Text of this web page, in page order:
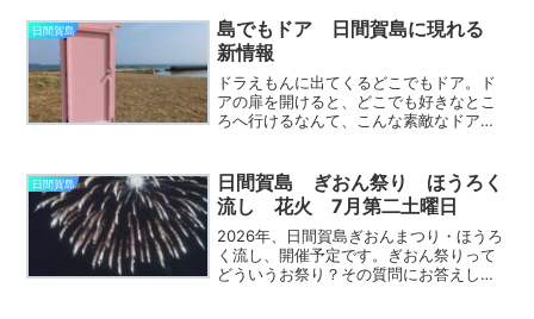
日間賀島
島でもドア 日間賀島に現れる
新情報
ドラえもんに出てくるどこでもドア。ド
アの扉を開けると、どこでも好きなとこ
ろへ行けるなんて、こんな素敵なドア。
た。もちろんどこでも行ける訳ではない
ですが、扉を開けると、海...
日間賀島
日間賀島 ぎおん祭り ほうろく
流し 花火 7月第二土曜日
2026年、日間賀島ぎおんまつり・ほうろ
く流し、開催予定です。ぎおん祭りって
どういうお祭り？その質問にお答えしま